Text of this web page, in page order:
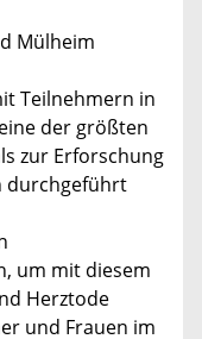
Mülheim
Teilnehmern in
der größten
zur Erforschung
durchgeführt
um mit diesem
Herztode
und Frauen im